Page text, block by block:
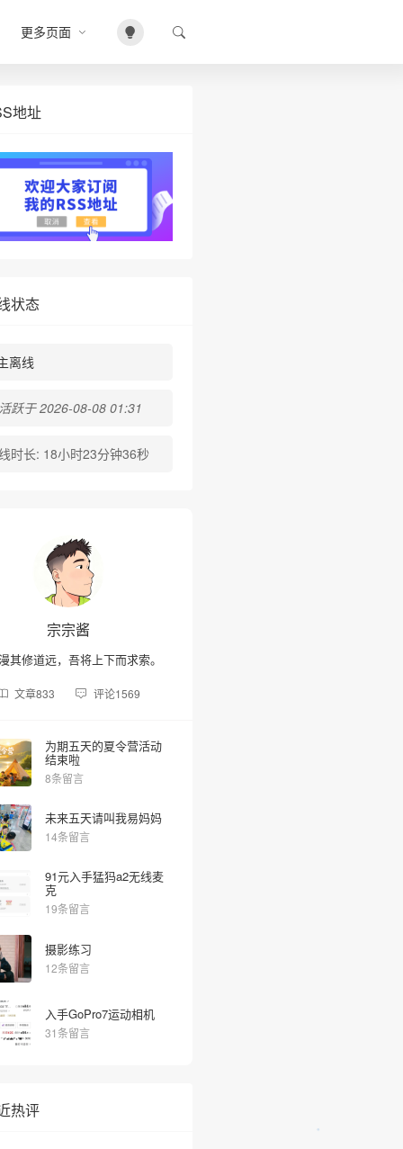
更多页面
地址
状态
离线
跃于 2026-08-08 01:31
时长: 18小时23分钟36秒
宗宗酱
其修道远，吾将上下而求索。
文章833 评论1569
为期五天的夏令营活动
结束啦
8条留言
未来五天请叫我易妈妈
14条留言
91元入手猛犸a2无线麦
克
19条留言
摄影练习
12条留言
入手GoPro7运动相机
31条留言
热评